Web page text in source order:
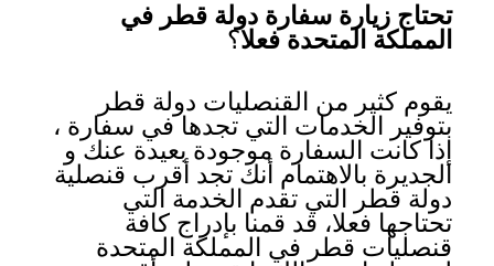
تحتاج زيارة سفارة دولة قطر في
المملكة المتحدة فعلا؟
يقوم كثير من القنصليات دولة قطر
بتوفير الخدمات التي تجدها في سفارة ،
إذا كانت السفارة موجودة بعيدة عنك و
الجديرة بالاهتمام أنك تجد أقرب قنصلية
دولة قطر التي تقدم الخدمة التي
تحتاجها فعلا، قد قمنا بإدراج كافة
قنصليات قطر في المملكة المتحدة